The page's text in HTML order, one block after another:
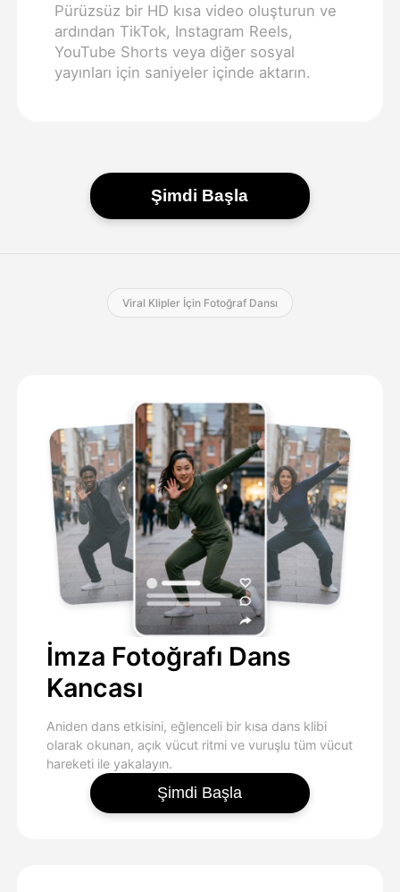
Pürüzsüz bir HD kısa video oluşturun ve
ardından TikTok, Instagram Reels,
YouTube Shorts veya diğer sosyal
yayınları için saniyeler içinde aktarın.
Şimdi Başla
Viral Klipler İçin Fotoğraf Dansı
İmza Fotoğrafı Dans
Kancası
Aniden dans etkisini, eğlenceli bir kısa dans klibi
olarak okunan, açık vücut ritmi ve vuruşlu tüm vücut
hareketi ile yakalayın.
Şimdi Başla